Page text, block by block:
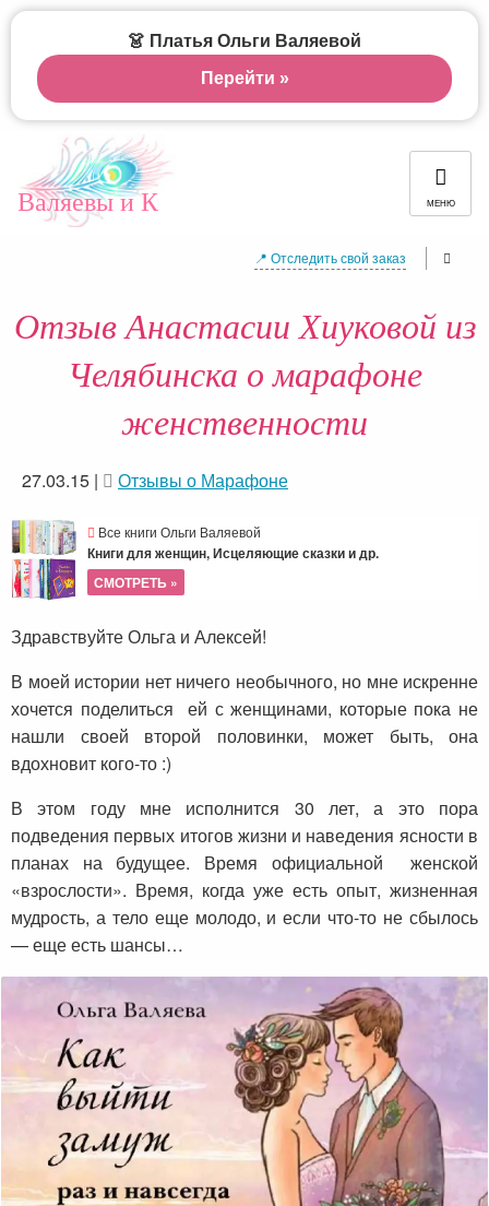
Валяевы и К МЕНЮ
📍 Отследить свой заказ
Отзыв Анастасии Хиуковой из
Челябинска о марафоне
женственности
27.03.15 | Отзывы о Марафоне
Все книги Ольги Валяевой
Книги для женщин, Исцеляющие сказки и др.
СМОТРЕТЬ »
Здравствуйте Ольга и Алексей!
В моей истории нет ничего необычного, но мне искренне
хочется поделиться ей с женщинами, которые пока не
нашли своей второй половинки, может быть, она
вдохновит кого-то :)
В этом году мне исполнится 30 лет, а это пора
подведения первых итогов жизни и наведения ясности в
планах на будущее. Время официальной женской
«взрослости». Время, когда уже есть опыт, жизненная
мудрость, а тело еще молодо, и если что-то не сбылось
— еще есть шансы…
👗 Платья Ольги Валяевой
Перейти »